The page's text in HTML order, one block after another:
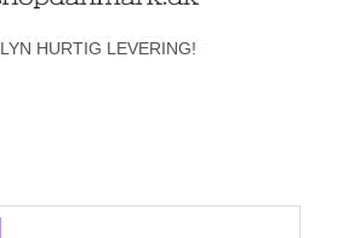
LYN HURTIG LEVERING!